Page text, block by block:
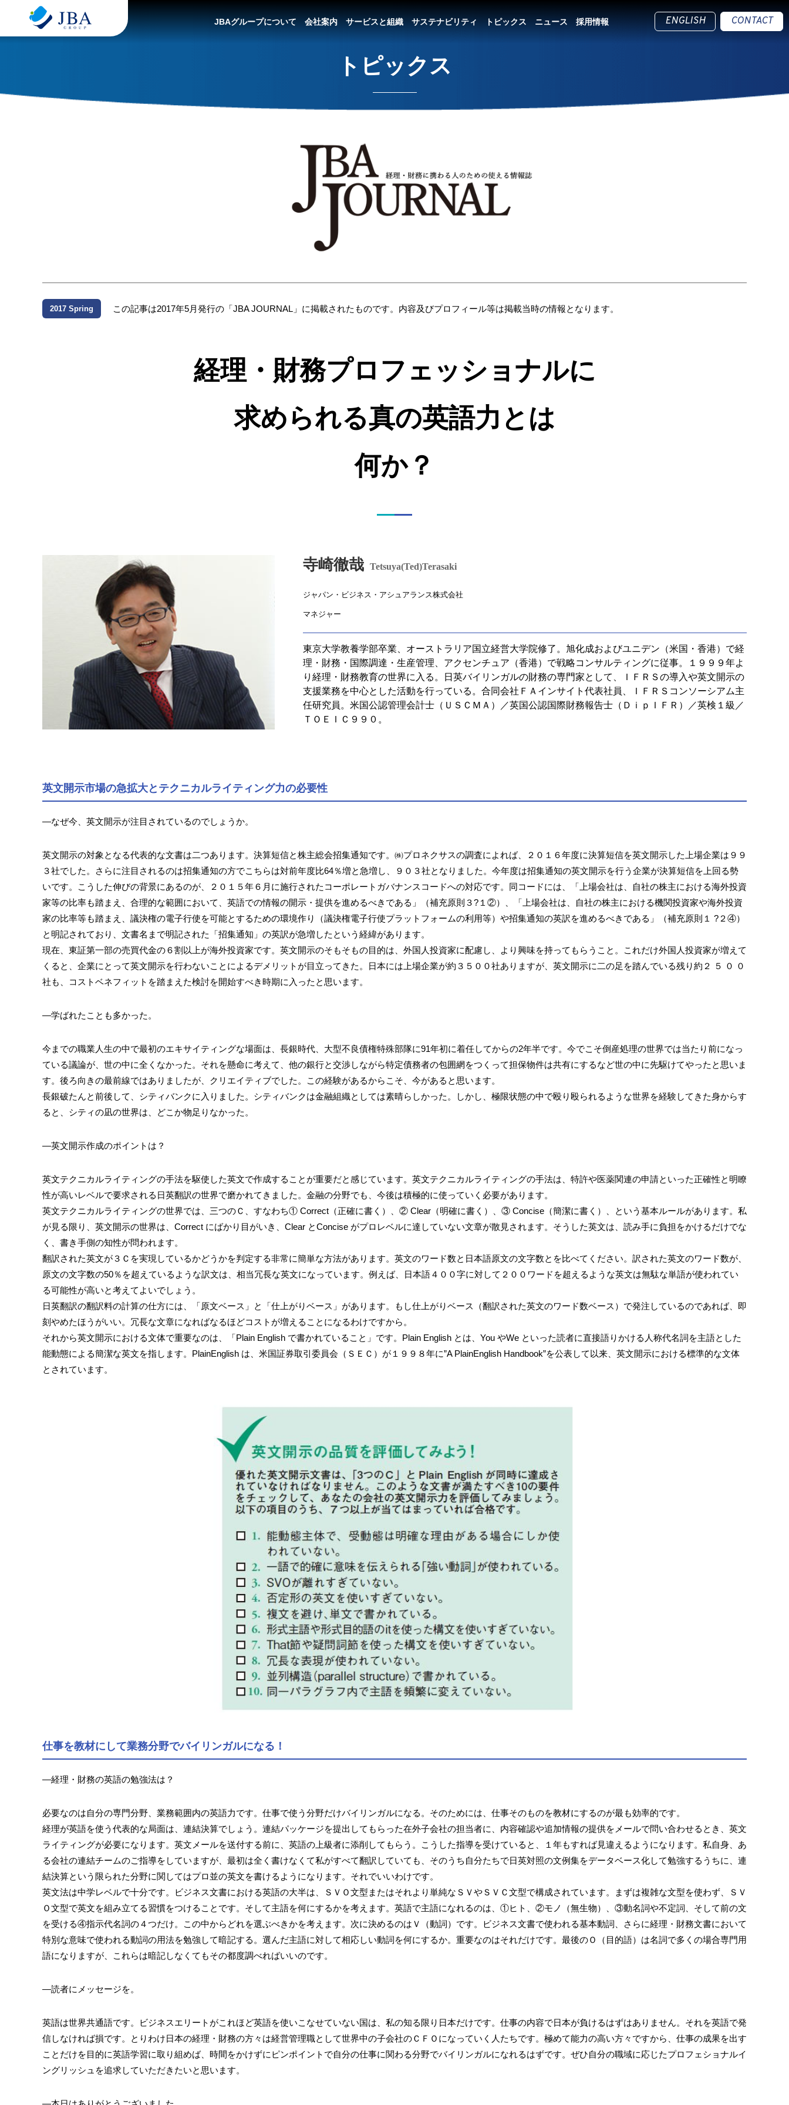
JBAグループについて 会社案内 サービスと組織 サステナビリティ トピックス ニュース 採用情報 ENGLISH CONTACT
トピックス
2017 Spring この記事は2017年5月発行の「JBA JOURNAL」に掲載されたものです。内容及びプロフィール等は掲載当時の情報となります。
経理・財務プロフェッショナルに
求められる真の英語力とは
何か？
寺崎徹哉 Tetsuya(Ted)Terasaki
ジャパン・ビジネス・アシュアランス株式会社
マネジャー
東京大学教養学部卒業、オーストラリア国立経営大学院修了。旭化成およびユニデン（米国・香港）で経
理・財務・国際調達・生産管理、アクセンチュア（香港）で戦略コンサルティングに従事。１９９９年よ
り経理・財務教育の世界に入る。日英バイリンガルの財務の専門家として、ＩＦＲＳの導入や英文開示の
支援業務を中心とした活動を行っている。合同会社ＦＡインサイト代表社員、ＩＦＲＳコンソーシアム主
任研究員。米国公認管理会計士（ＵＳＣＭＡ）／英国公認国際財務報告士（ＤｉｐＩＦＲ）／英検１級／
ＴＯＥＩＣ９９０。
英文開示市場の急拡大とテクニカルライティング力の必要性
―なぜ今、英文開示が注目されているのでしょうか。
英文開示の対象となる代表的な文書は二つあります。決算短信と株主総会招集通知です。㈱プロネクサスの調査によれば、２０１６年度に決算短信を英文開示した上場企業は９９
３社でした。さらに注目されるのは招集通知の方でこちらは対前年度比64％増と急増し、９０３社となりました。今年度は招集通知の英文開示を行う企業が決算短信を上回る勢
いです。こうした伸びの背景にあるのが、２０１５年６月に施行されたコーポレートガバナンスコードへの対応です。同コードには、「上場会社は、自社の株主における海外投資
家等の比率も踏まえ、合理的な範囲において、英語での情報の開示・提供を進めるべきである」（補充原則３?１②）、「上場会社は、自社の株主における機関投資家や海外投資
家の比率等も踏まえ、議決権の電子行使を可能とするための環境作り（議決権電子行使プラットフォームの利用等）や招集通知の英訳を進めるべきである」（補充原則１ ?２④）
と明記されており、文書名まで明記された「招集通知」の英訳が急増したという経緯があります。
現在、東証第一部の売買代金の６割以上が海外投資家です。英文開示のそもそもの目的は、外国人投資家に配慮し、より興味を持ってもらうこと。これだけ外国人投資家が増えて
くると、企業にとって英文開示を行わないことによるデメリットが目立ってきた。日本には上場企業が約３５００社ありますが、英文開示に二の足を踏んでいる残り約２ ５ ０ ０
社も、コストベネフィットを踏まえた検討を開始すべき時期に入ったと思います。
―学ばれたことも多かった。
今までの職業人生の中で最初のエキサイティングな場面は、長銀時代、大型不良債権特殊部隊に91年初に着任してからの2年半です。今でこそ倒産処理の世界では当たり前になっ
ている議論が、世の中に全くなかった。それを懸命に考えて、他の銀行と交渉しながら特定債務者の包囲網をつくって担保物件は共有にするなど世の中に先駆けてやったと思いま
す。後ろ向きの最前線ではありましたが、クリエイティブでした。この経験があるからこそ、今があると思います。
長銀破たんと前後して、シティバンクに入りました。シティバンクは金融組織としては素晴らしかった。しかし、極限状態の中で殴り殴られるような世界を経験してきた身からす
ると、シティの凪の世界は、どこか物足りなかった。
―英文開示作成のポイントは？
英文テクニカルライティングの手法を駆使した英文で作成することが重要だと感じています。英文テクニカルライティングの手法は、特許や医薬関連の申請といった正確性と明瞭
性が高いレベルで要求される日英翻訳の世界で磨かれてきました。金融の分野でも、今後は積極的に使っていく必要があります。
英文テクニカルライティングの世界では、三つのＣ、すなわち① Correct（正確に書く）、② Clear（明確に書く）、③ Concise（簡潔に書く）、という基本ルールがあります。私
が見る限り、英文開示の世界は、Correct にばかり目がいき、Clear とConcise がプロレベルに達していない文章が散見されます。そうした英文は、読み手に負担をかけるだけでな
く、書き手側の知性が問われます。
翻訳された英文が３Ｃを実現しているかどうかを判定する非常に簡単な方法があります。英文のワード数と日本語原文の文字数とを比べてください。訳された英文のワード数が、
原文の文字数の50％を超えているような訳文は、相当冗長な英文になっています。例えば、日本語４００字に対して２００ワードを超えるような英文は無駄な単語が使われてい
る可能性が高いと考えてよいでしょう。
日英翻訳の翻訳料の計算の仕方には、「原文ベース」と「仕上がりベース」があります。もし仕上がりベース（翻訳された英文のワード数ベース）で発注しているのであれば、即
刻やめたほうがいい。冗長な文章になればなるほどコストが増えることになるわけですから。
それから英文開示における文体で重要なのは、「Plain English で書かれていること」です。Plain English とは、You やWe といった読者に直接語りかける人称代名詞を主語とした
能動態による簡潔な英文を指します。PlainEnglish は、米国証券取引委員会（ＳＥＣ）が１９９８年に”A PlainEnglish Handbook”を公表して以来、英文開示における標準的な文体
とされています。
仕事を教材にして業務分野でバイリンガルになる！
―経理・財務の英語の勉強法は？
必要なのは自分の専門分野、業務範囲内の英語力です。仕事で使う分野だけバイリンガルになる。そのためには、仕事そのものを教材にするのが最も効率的です。
経理が英語を使う代表的な局面は、連結決算でしょう。連結パッケージを提出してもらった在外子会社の担当者に、内容確認や追加情報の提供をメールで問い合わせるとき、英文
ライティングが必要になります。英文メールを送付する前に、英語の上級者に添削してもらう。こうした指導を受けていると、１年もすれば見違えるようになります。私自身、あ
る会社の連結チームのご指導をしていますが、最初は全く書けなくて私がすべて翻訳していても、そのうち自分たちで日英対照の文例集をデータベース化して勉強するうちに、連
結決算という限られた分野に関してはプロ並の英文を書けるようになります。それでいいわけです。
英文法は中学レベルで十分です。ビジネス文書における英語の大半は、ＳＶＯ文型またはそれより単純なＳＶやＳＶＣ文型で構成されています。まずは複雑な文型を使わず、ＳＶ
Ｏ文型で英文を組み立てる習慣をつけることです。そして主語を何にするかを考えます。英語で主語になれるのは、①ヒト、②モノ（無生物）、③動名詞や不定詞、そして前の文
を受ける④指示代名詞の４つだけ。この中からどれを選ぶべきかを考えます。次に決めるのはＶ（動詞）です。ビジネス文書で使われる基本動詞、さらに経理・財務文書において
特別な意味で使われる動詞の用法を勉強して暗記する。選んだ主語に対して相応しい動詞を何にするか。重要なのはそれだけです。最後のＯ（目的語）は名詞で多くの場合専門用
語になりますが、これらは暗記しなくてもその都度調べればいいのです。
―読者にメッセージを。
英語は世界共通語です。ビジネスエリートがこれほど英語を使いこなせていない国は、私の知る限り日本だけです。仕事の内容で日本が負けるはずはありません。それを英語で発
信しなければ損です。とりわけ日本の経理・財務の方々は経営管理職として世界中の子会社のＣＦＯになっていく人たちです。極めて能力の高い方々ですから、仕事の成果を出す
ことだけを目的に英語学習に取り組めば、時間をかけずにピンポイントで自分の仕事に関わる分野でバイリンガルになれるはずです。ぜひ自分の職域に応じたプロフェショナルイ
ングリッシュを追求していただきたいと思います。